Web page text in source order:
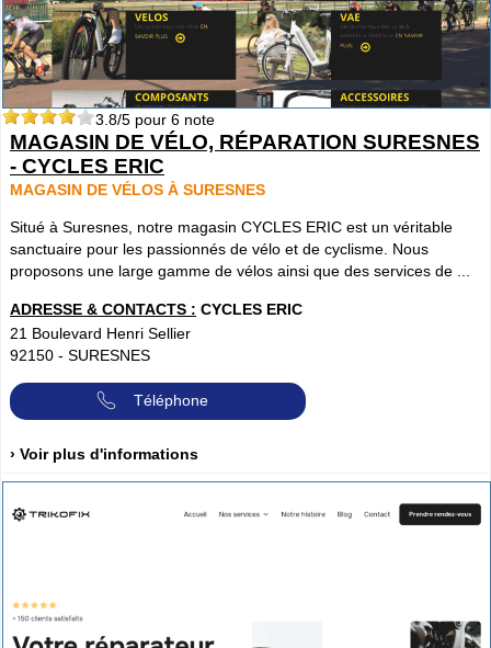
3.8/5 pour 6 note
MAGASIN DE VÉLO, RÉPARATION SURESNES
- CYCLES ERIC
MAGASIN DE VÉLOS À SURESNES
Situé à Suresnes, notre magasin CYCLES ERIC est un véritable
sanctuaire pour les passionnés de vélo et de cyclisme. Nous
proposons une large gamme de vélos ainsi que des services de ...
ADRESSE & CONTACTS : CYCLES ERIC
21 Boulevard Henri Sellier
92150 - SURESNES
Téléphone
› Voir plus d'informations